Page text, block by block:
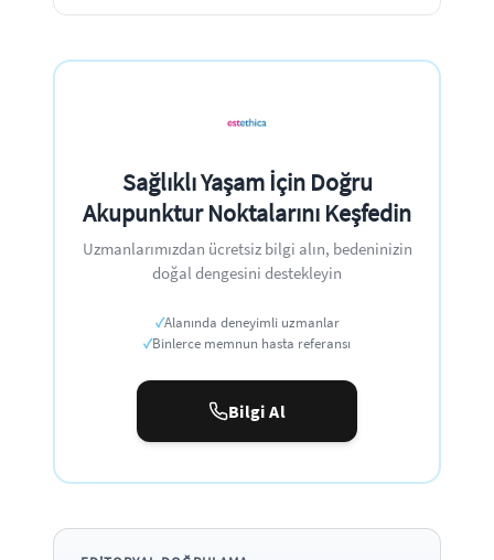
Sağlıklı Yaşam İçin Doğru
Akupunktur Noktalarını Keşfedin
Uzmanlarımızdan ücretsiz bilgi alın, bedeninizin
doğal dengesini destekleyin
✓Alanında deneyimli uzmanlar
✓Binlerce memnun hasta referansı
Bilgi Al